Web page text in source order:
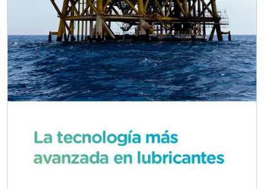
Especificaciones:
Requisitos: Otorgar condiciones de
crédito acordes a las políticas del
grupo, contar con instalaciones
cercanas a la región y otorgar
referencias comerciales.
Empresa en Querétaro